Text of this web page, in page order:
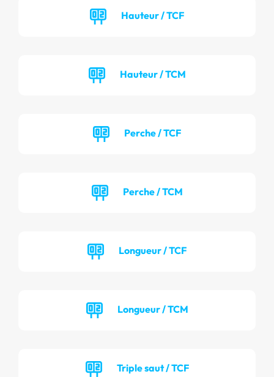
Hauteur / TCF
Hauteur / TCM
Perche / TCF
Perche / TCM
Longueur / TCF
Longueur / TCM
Triple saut / TCF